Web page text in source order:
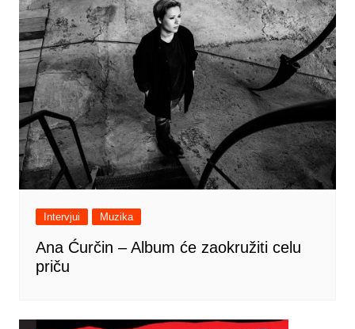
Intervjui Muzika
Ana Ćurčin – Album će zaokružiti celu
priču